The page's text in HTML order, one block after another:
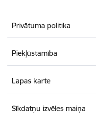
Privātuma politika
Piekļūstamība
Lapas karte
Sīkdatņu izvēles maiņa